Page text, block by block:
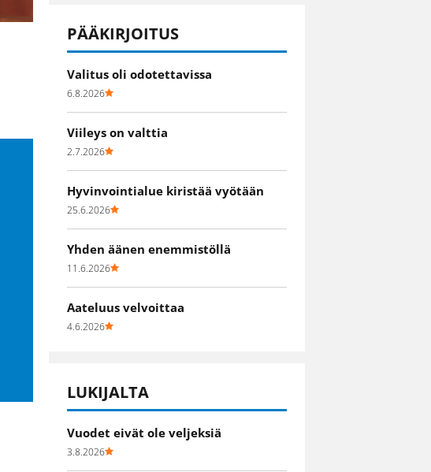
PÄÄKIRJOITUS
Valitus oli odotettavissa
6.8.2026
Viileys on valttia
2.7.2026
Hyvinvointialue kiristää vyötään
25.6.2026
Yhden äänen enemmistöllä
11.6.2026
Aateluus velvoittaa
4.6.2026
LUKIJALTA
Vuodet eivät ole veljeksiä
3.8.2026